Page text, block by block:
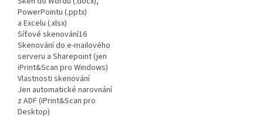
PowerPointu (.pptx)
a Excelu (.xlsx)
Síťové skenování16
Skenování do e-mailového
serveru a Sharepoint (jen
iPrint&Scan pro Windows)
Vlastnosti skenování
Jen automatické narovnání
z ADF (iPrint&Scan pro
Desktop)